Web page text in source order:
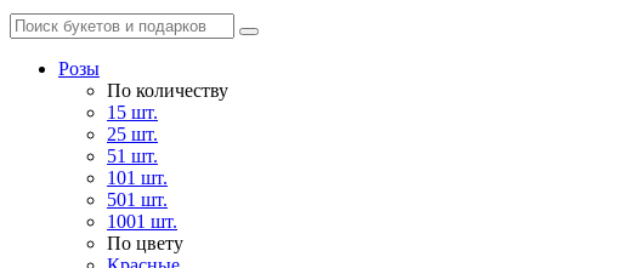
Розы
По количеству
15 шт.
25 шт.
51 шт.
101 шт.
501 шт.
1001 шт.
По цвету